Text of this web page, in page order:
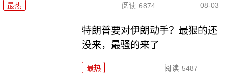
最热 阅读 6874 08-03
特朗普要对伊朗动手？最狠的还
没来，最骚的来了
最热 阅读 5487